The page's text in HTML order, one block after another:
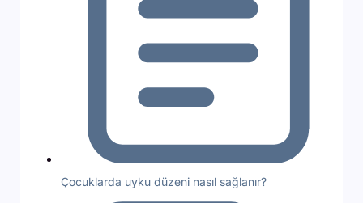
Çocuklarda uyku düzeni nasıl sağlanır?